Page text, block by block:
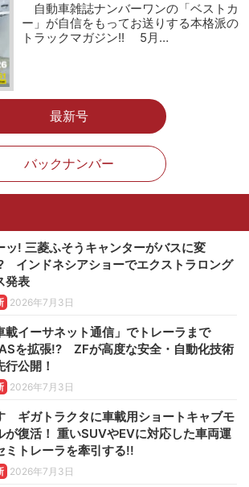
自動車雑誌ナンバーワンの「ベストカ
ー」が自信をもってお送りする本格派の
トラックマガジン!! 5月…
最新号
バックナンバー
ッ! 三菱ふそうキャンターがバスに変
インドネシアショーでエクストラロング
発表
2026年7月3日
載イーサネット通信」でトレーラまで
を拡張!? ZFが高度な安全・自動化技術
行公開！
2026年7月3日
ゞギガトラクタに車載用ショートキャブモ
が復活！ 重いSUVやEVに対応した車両運
ミトレーラを牽引する!!
2026年7月3日